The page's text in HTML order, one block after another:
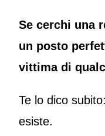
Se cerchi una
un posto
vittima di
Te lo dico
esiste.